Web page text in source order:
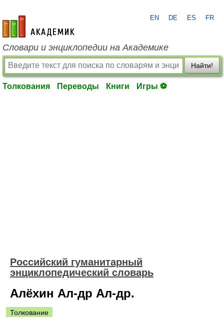
academic.ru
EN DE ES FR
Словари и энциклопедии на Академике
Найти!
Толкования Переводы Книги Игры ⚽
Российский гуманитарный
энциклопедический словарь
Алёхин Ал-др Ал-др.
Толкование